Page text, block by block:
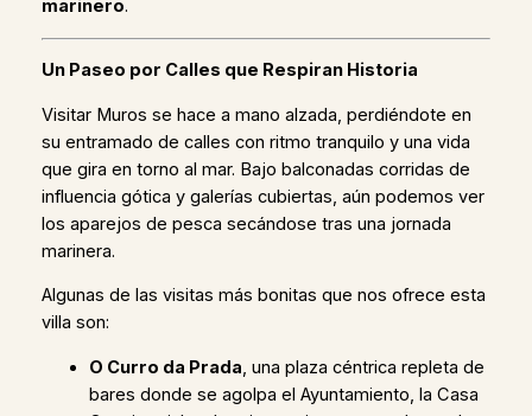
marinero.
Un Paseo por Calles que Respiran Historia
Visitar Muros se hace a mano alzada, perdiéndote en
su entramado de calles con ritmo tranquilo y una vida
que gira en torno al mar. Bajo balconadas corridas de
influencia gótica y galerías cubiertas, aún podemos ver
los aparejos de pesca secándose tras una jornada
marinera.
Algunas de las visitas más bonitas que nos ofrece esta
villa son:
O Curro da Prada, una plaza céntrica repleta de
bares donde se agolpa el Ayuntamiento, la Casa